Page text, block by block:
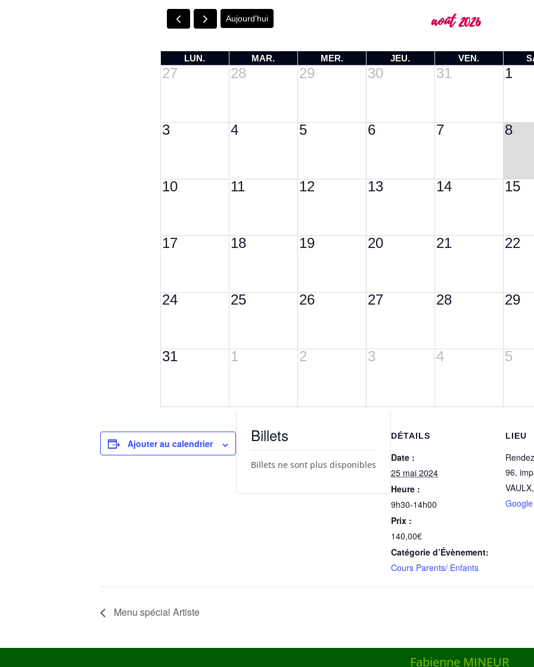
Aujourd'hui août 2026
LUN. MAR. MER. JEU. VEN.
27 28 29 30 31 1
3 4 5 6 7 8
10 11 12 13 14 15
17 18 19 20 21 22
24 25 26 27 28 29
31 1 2 3 4 5
Ajouter au calendrier
DÉTAILS
Date :
25 mai 2024
Heure :
9h30-14h00
Prix :
140,00€
Catégorie d’Évènement:
Cours Parents/ Enfants
LIEU
96,
VAULX,
Billets
Billets ne sont plus disponibles
Menu spécial Artiste
Fabienne MINEUR